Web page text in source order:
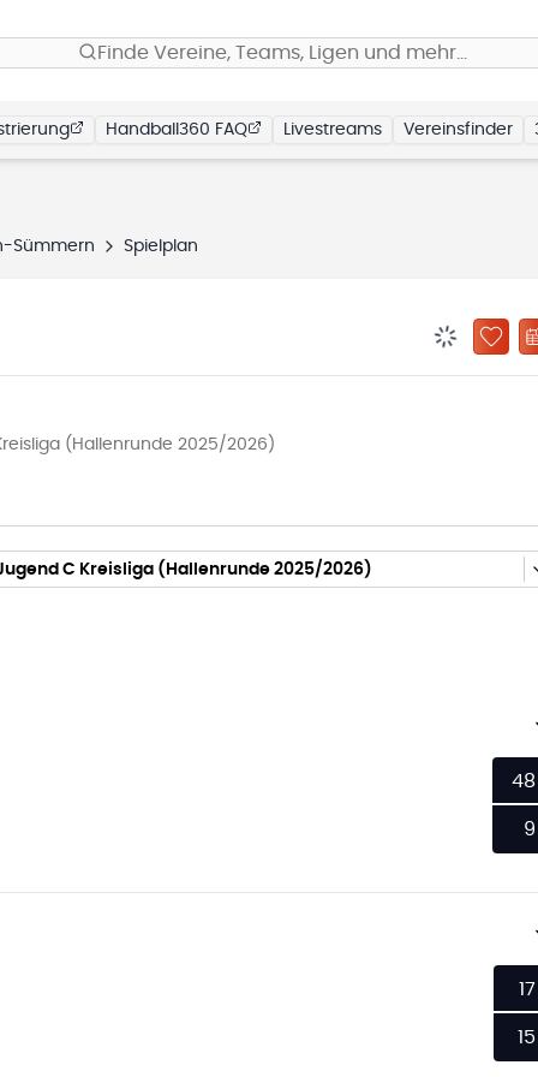
Finde Vereine, Teams, Ligen und mehr…
Handball360 FAQ Livestreams Vereinsfinder
Sümmern Spielplan
ZU
(Hallenrunde 2025/2026)
C Kreisliga (Hallenrunde 2025/2026)
48
9
17
15